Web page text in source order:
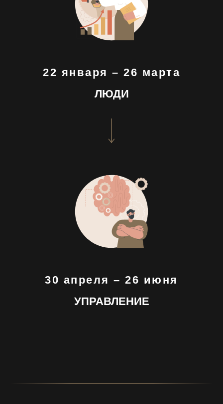
22 января – 26 марта
ЛЮДИ
30 апреля – 26 июня
УПРАВЛЕНИЕ